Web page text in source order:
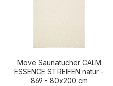
Möve Saunatücher CALM
ESSENCE STREIFEN natur -
869 - 80x200 cm